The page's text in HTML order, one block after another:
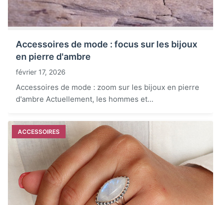
Accessoires de mode : focus sur les bijoux
en pierre d'ambre
février 17, 2026
Accessoires de mode : zoom sur les bijoux en pierre
d'ambre Actuellement, les hommes et...
ACCESSOIRES